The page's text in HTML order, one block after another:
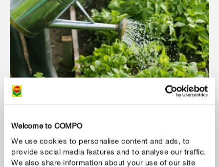
Welcome to COMPO
We use cookies to personalise content and ads, to
provide social media features and to analyse our traffic.
We also share information about your use of our site
Правила поливу від А до Я.
ПОКАЗАТИ БІЛЬШЕ